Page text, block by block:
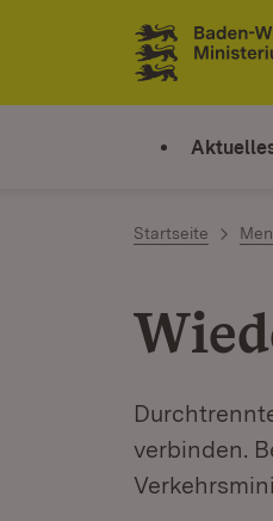
Zum Inhalt springen
Link zur
Startseite
verbinden.